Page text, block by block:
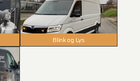
Blink og Lys